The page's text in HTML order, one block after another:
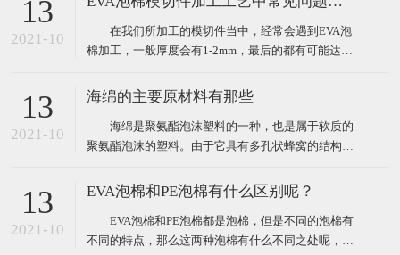
13
2021-10
在我们所加工的模切件当中，经常会遇到EVA泡
棉加工，一般厚度会有1-2mm，最后的都有可能达到
肯定会遇到很多这样或那样的问题。那么我们经常遇
程中容易出现斜边（圆刀模切斜边更大）； 2、
这些
13
2021-10
海绵的主要原材料有那些
海绵是聚氨酯泡沫塑料的一种，也是属于软质的
聚氨酯泡沫的塑料。由于它具有多孔状蜂窝的结构，
的特点，正是由于这些特点，让其能够被广泛的用于
主要原材料： 1、有机异氰酸酯：最常用的是甲
笨二异氰酸酯
13
2021-10
EVA泡棉和PE泡棉有什么区别呢？
EVA泡棉和PE泡棉都是泡棉，但是不同的泡棉有
不同的特点，那么这两种泡棉有什么不同之处呢，下